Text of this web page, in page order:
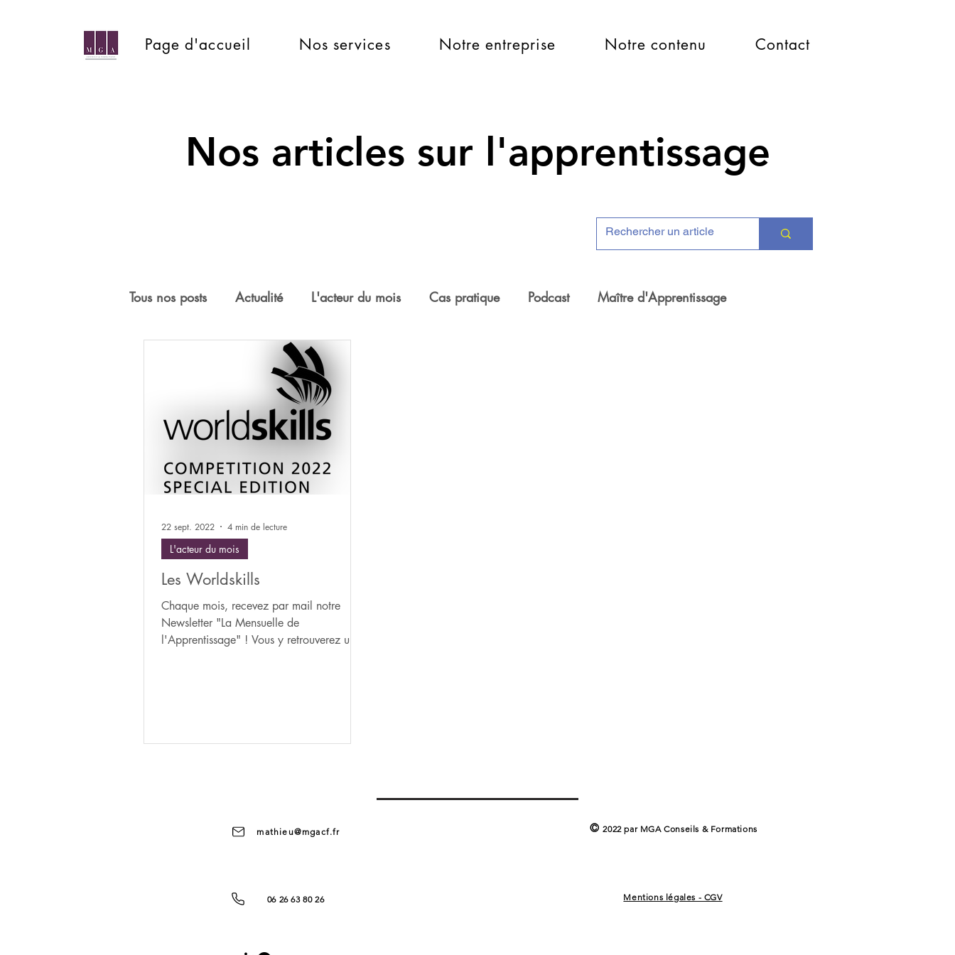
Page d'accueil Nos services Notre entreprise Notre contenu Contact
Nos articles sur l'apprentissage
Tous nos posts Actualité L'acteur du mois Cas pratique Podcast Maître d'Apprentissage
Les Worldskills
Chaque mois, recevez par mail notre
Newsletter "La Mensuelle de
l'Apprentissage" ! Vous y retrouverez un
L'acteur du mois
22 sept. 2022 4 min de lecture
mathieu@mgacf.fr
06 26 63 80 26
©2022 par MGA Conseils & Formations
Mentions légales - CGV